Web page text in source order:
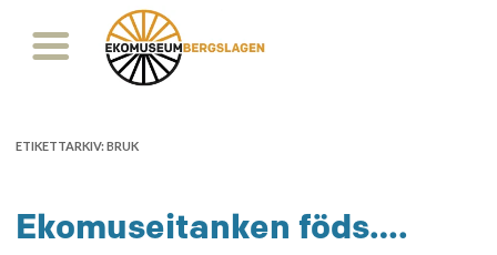
ETIKETTARKIV: BRUK
Ekomuseitanken föds….